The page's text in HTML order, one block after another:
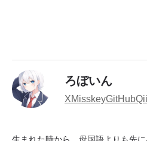
ろぼいん
XMisskeyGitHub